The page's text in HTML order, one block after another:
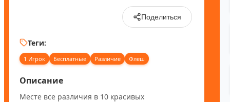
Поделиться
Теги:
1 Игрок Бесплатные Различие Флеш
Описание
Месте все различия в 10 красивых